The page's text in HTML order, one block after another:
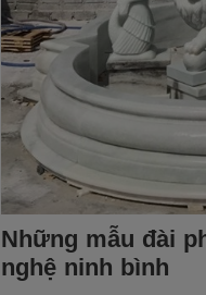
Những mẫu đài
nghệ ninh bình